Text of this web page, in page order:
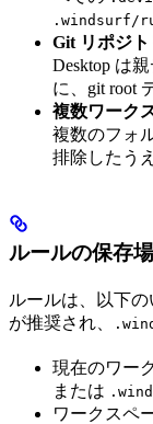
.windsurf/
Git リポジ
Desktop は
に、git root
複数ワーク
複数のフォ
排除したう
ルールの保存
ルールは、以下
が推奨され、
現在のワー
または
ワークスペ